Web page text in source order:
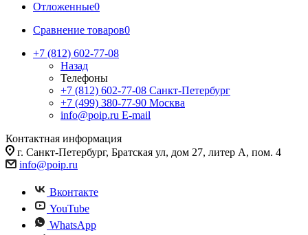
Отложенные0
Сравнение товаров0
+7 (812) 602-77-08
Назад
Телефоны
+7 (812) 602-77-08 Санкт-Петербург
+7 (499) 380-77-90 Москва
info@poip.ru E-mail
Контактная информация
г. Санкт-Петербург, Братская ул, дом 27, литер А, пом. 4
info@poip.ru
Вконтакте
YouTube
WhatsApp